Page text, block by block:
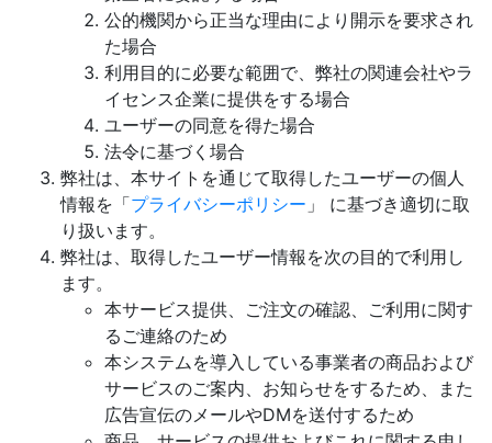
公的機関から正当な理由により開示を要求され
た場合
利用目的に必要な範囲で、弊社の関連会社やラ
イセンス企業に提供をする場合
ユーザーの同意を得た場合
法令に基づく場合
弊社は、本サイトを通じて取得したユーザーの個人
情報を「プライバシーポリシー 」 に基づき適切に取
り扱います。
弊社は、取得したユーザー情報を次の目的で利用し
ます。
本サービス提供、ご注文の確認、ご利用に関す
るご連絡のため
本システムを導入している事業者の商品および
サービスのご案内、お知らせをするため、また
広告宣伝のメールやDMを送付するため